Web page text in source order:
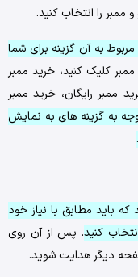
ممبر را انتخاب کنید.
به آن گزینه برای شما
کلیک کنید، خرید ممبر
ممبر رایگان، خرید ممبر
به گزینه ‌های به ‌نمایش
باید مطابق با نیاز خود
کنید. پس ‌از آن روی
دیگر هدایت شوید.